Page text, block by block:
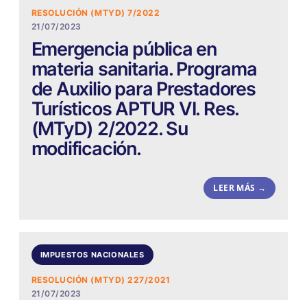
RESOLUCIÓN (MTYD) 7/2022
21/07/2023
Emergencia pública en
materia sanitaria. Programa
de Auxilio para Prestadores
Turísticos APTUR VI. Res.
(MTyD) 2/2022. Su
modificación.
LEER MÁS →
IMPUESTOS NACIONALES
RESOLUCIÓN (MTYD) 227/2021
21/07/2023